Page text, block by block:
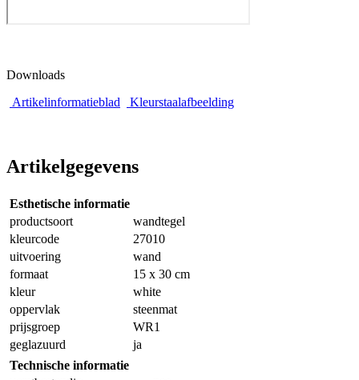
Downloads
Artikelinformatieblad
Kleurstaalafbeelding
Artikelgegevens
Esthetische informatie
productsoort
wandtegel
kleurcode
27010
uitvoering
wand
formaat
15 x 30 cm
kleur
white
oppervlak
steenmat
prijsgroep
WR1
geglazuurd
ja
Technische informatie